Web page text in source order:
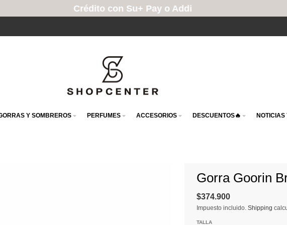
Crédito con Su+ Pay o Addi
Y SOMBREROS PERFUMES ACCESORIOS DESCUENTOS🔥 NOTICIAS
Gorra Goorin
$374.900
Impuesto incluido.Shipping
TALLA